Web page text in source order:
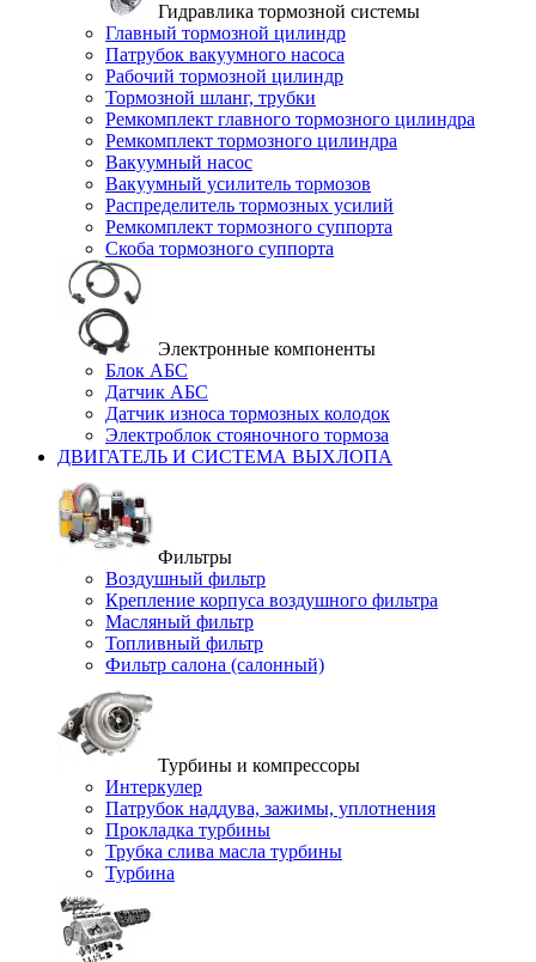
Гидравлика тормозной системы
Главный тормозной цилиндр
Патрубок вакуумного насоса
Рабочий тормозной цилиндр
Тормозной шланг, трубки
Ремкомплект главного тормозного цилиндра
Ремкомплект тормозного цилиндра
Вакуумный насос
Вакуумный усилитель тормозов
Распределитель тормозных усилий
Ремкомплект тормозного суппорта
Скоба тормозного суппорта
Электронные компоненты
Блок АБС
Датчик АБС
Датчик износа тормозных колодок
Электроблок стояночного тормоза
ДВИГАТЕЛЬ И СИСТЕМА ВЫХЛОПА
Фильтры
Воздушный фильтр
Крепление корпуса воздушного фильтра
Масляный фильтр
Топливный фильтр
Фильтр салона (салонный)
Турбины и компрессоры
Интеркулер
Патрубок наддува, зажимы, уплотнения
Прокладка турбины
Трубка слива масла турбины
Турбина